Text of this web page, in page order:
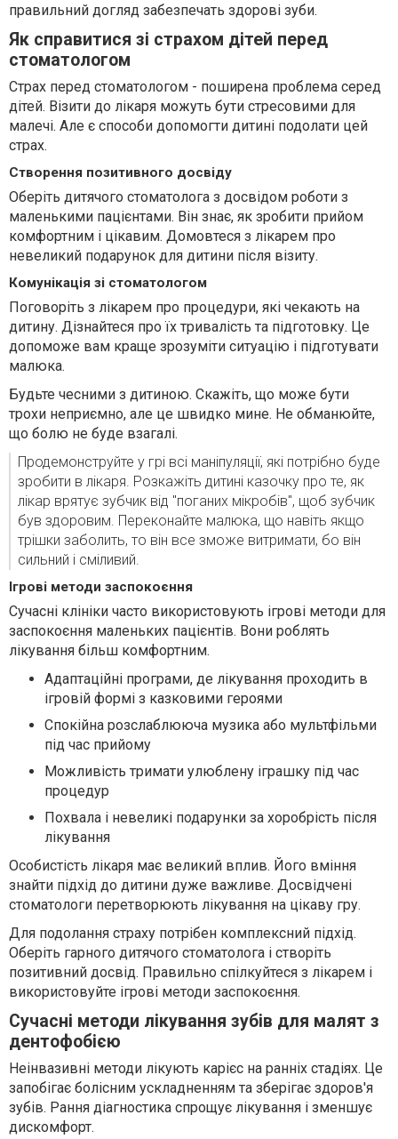
правильний догляд забезпечать здорові зуби.
Як справитися зі страхом дітей перед
стоматологом
Страх перед стоматологом - поширена проблема серед
дітей. Візити до лікаря можуть бути стресовими для
малечі. Але є способи допомогти дитині подолати цей
страх.
Створення позитивного досвіду
Оберіть дитячого стоматолога з досвідом роботи з
маленькими пацієнтами. Він знає, як зробити прийом
комфортним і цікавим. Домовтеся з лікарем про
невеликий подарунок для дитини після візиту.
Комунікація зі стоматологом
Поговоріть з лікарем про процедури, які чекають на
дитину. Дізнайтеся про їх тривалість та підготовку. Це
допоможе вам краще зрозуміти ситуацію і підготувати
малюка.
Будьте чесними з дитиною. Скажіть, що може бути
трохи неприємно, але це швидко мине. Не обманюйте,
що болю не буде взагалі.
Продемонструйте у грі всі маніпуляції, які потрібно буде
зробити в лікаря. Розкажіть дитині казочку про те, як
лікар врятує зубчик від "поганих мікробів", щоб зубчик
був здоровим. Переконайте малюка, що навіть якщо
трішки заболить, то він все зможе витримати, бо він
сильний і сміливий.
Ігрові методи заспокоєння
Сучасні клініки часто використовують ігрові методи для
заспокоєння маленьких пацієнтів. Вони роблять
лікування більш комфортним.
Адаптаційні програми, де лікування проходить в
ігровій формі з казковими героями
Спокійна розслаблююча музика або мультфільми
під час прийому
Можливість тримати улюблену іграшку під час
процедур
Похвала і невеликі подарунки за хоробрість після
лікування
Особистість лікаря має великий вплив. Його вміння
знайти підхід до дитини дуже важливе. Досвідчені
стоматологи перетворюють лікування на цікаву гру.
Для подолання страху потрібен комплексний підхід.
Оберіть гарного дитячого стоматолога і створіть
позитивний досвід. Правильно спілкуйтеся з лікарем і
використовуйте ігрові методи заспокоєння.
Сучасні методи лікування зубів для малят з
дентофобією
Неінвазивні методи лікують карієс на ранніх стадіях. Це
запобігає болісним ускладненням та зберігає здоров'я
зубів. Рання діагностика спрощує лікування і зменшує
дискомфорт.